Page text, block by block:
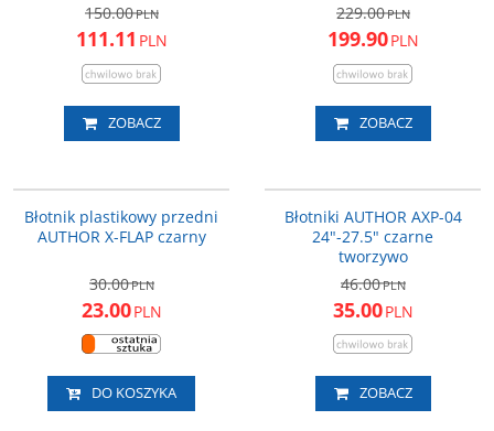
150.00PLN
111.11 PLN
ZOBACZ
229.00PLN
199.90PLN
ZOBACZ
Błotnik plastikowy przedni
AUTHOR X-FLAP czarny
30.00PLN
23.00PLN
DO KOSZYKA
Błotniki AUTHOR AXP-04
24"-27.5" czarne
tworzywo
46.00PLN
35.00PLN
ZOBACZ